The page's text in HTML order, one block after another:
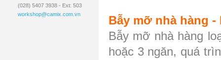
(028) 5407 3938 - Ext: 503
workshop@camix.com.vn
Bẫy mỡ nhà hàng
Bẫy mỡ nhà hàng
hoặc 3 ngăn, quá